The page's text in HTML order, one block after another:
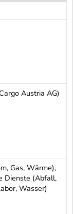
Austria AG)
Austria AG)
Gas, Wärme),
Dienste (Abfall,
Wasser)